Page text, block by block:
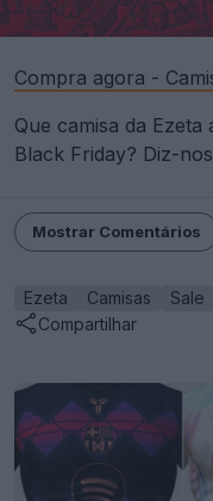
Compra agora -
Que camisa da
Black Friday? Diz-
Mostrar Comentários
Ezeta Camisas
Sale
Compartilhar